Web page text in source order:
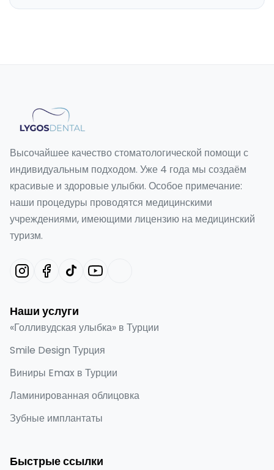
Высочайшее качество стоматологической помощи с
индивидуальным подходом. Уже 4 года мы создаём
красивые и здоровые улыбки. Особое примечание:
наши процедуры проводятся медицинскими
учреждениями, имеющими лицензию на медицинский
туризм.
Наши услуги
«Голливудская улыбка» в Турции
Smile Design Турция
Виниры Emax в Турции
Ламинированная облицовка
Зубные имплантаты
Быстрые ссылки